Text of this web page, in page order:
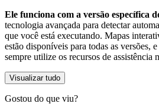
Ele funciona com a versão específica
tecnologia avançada para detectar
que você está executando. Mapas
estão disponíveis para todas as versões,
sempre utilize os recursos de assistência
Visualizar tudo
Gostou do que viu?